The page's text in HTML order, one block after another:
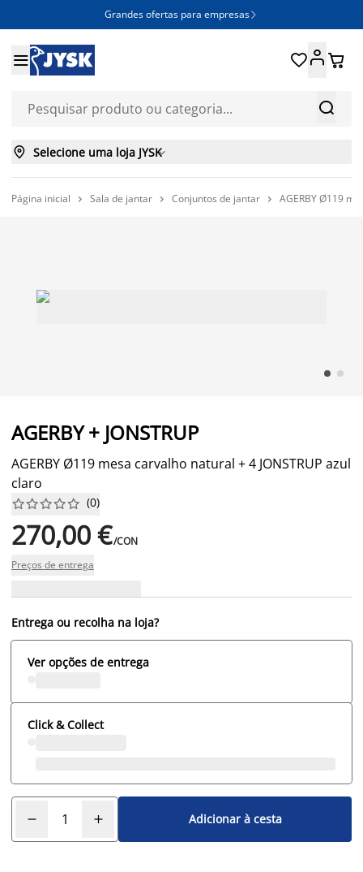
Grandes ofertas para empresas 


 
 Selecione uma loja JYSK
Página inicial  Sala de jantar  Conjuntos de jantar  AGERBY Ø119
AGERBY + JONSTRUP
AGERBY Ø119 mesa carvalho natural + 4 JONSTRUP azul
claro





 (0)
270,00 €/CON
Preços de entrega
Entrega ou recolha na loja?
Ver opções de entrega
Click & Collect
Adicionar à cesta